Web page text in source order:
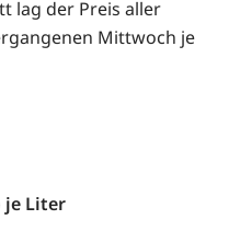
lag der Preis aller
Mittwoch je
je Liter